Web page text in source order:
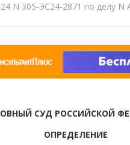
N 305-ЭС24-2871 по делу N
СУД РОССИЙСКОЙ
ОПРЕДЕЛЕНИЕ